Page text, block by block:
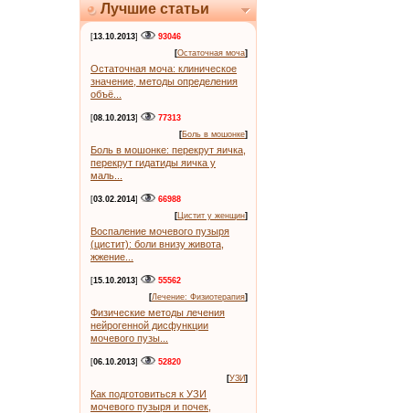
Лучшие статьи
[13.10.2013]
93046
[Остаточная моча]
Остаточная моча: клиническое
значение, методы определения
объё...
[08.10.2013]
77313
[Боль в мошонке]
Боль в мошонке: перекрут яичка,
перекрут гидатиды яичка у
маль...
[03.02.2014]
66988
[Цистит у женщин]
Воспаление мочевого пузыря
(цистит): боли внизу живота,
жжение...
[15.10.2013]
55562
[Лечение: Физиотерапия]
Физические методы лечения
нейрогенной дисфункции
мочевого пузы...
[06.10.2013]
52820
[УЗИ]
Как подготовиться к УЗИ
мочевого пузыря и почек,